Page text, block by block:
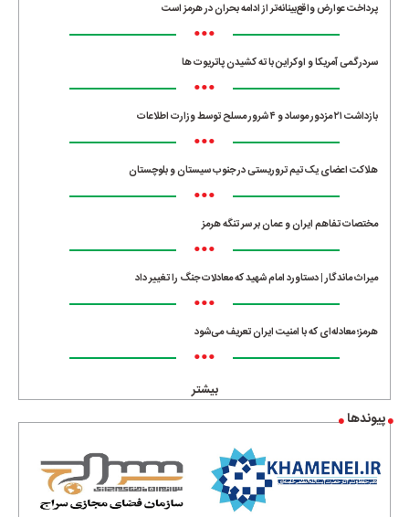
پرداخت عوارض واقع‌بینانه‌تر از ادامه بحران در هرمز است
•••
سردرگمی آمریکا و اوکراین با ته کشیدن پاتریوت ها
•••
بازداشت ۲۱ مزدور موساد و ۴ شرور مسلح توسط وزارت اطلاعات
•••
هلاکت اعضای یک تیم تروریستی در جنوب سیستان و بلوچستان
•••
مختصات تفاهم ایران و عمان بر سر تنگه هرمز
•••
میراث ماندگار | دستاورد امام شهید که معادلات جنگ را تغییر داد
•••
هرمز؛ معادله‌ای که با امنیت ایران تعریف می‌شود
•••
بیشتر
پیوندها